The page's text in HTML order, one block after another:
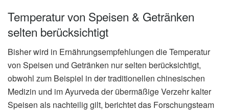
Temperatur von Speisen & Getränken
selten berücksichtigt
Bisher wird in Ernährungsempfehlungen die Temperatur
von Speisen und Getränken nur selten berücksichtigt,
obwohl zum Beispiel in der traditionellen chinesischen
Medizin und im Ayurveda der übermäßige Verzehr kalter
Speisen als nachteilig gilt, berichtet das Forschungsteam